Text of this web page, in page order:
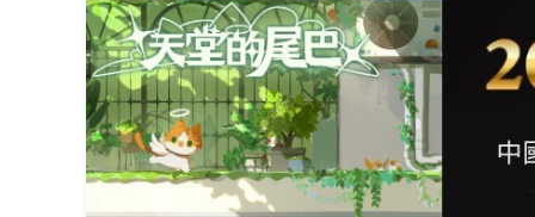
通識教育中心主辦「114學年度AI英文自我
數據後的溫度：財金系傑出校友共議「人
森城建設股份有限公司捐贈 嘉惠行管系莘莘
產學合作新里程！財金系師生參訪中租控股
英文公園 315期